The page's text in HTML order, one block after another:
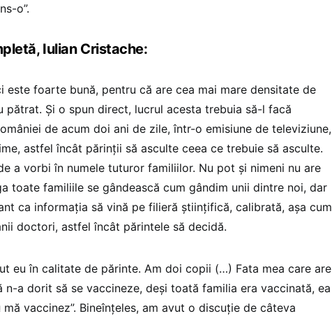
o”.
Iulian Cristache:
este foarte bună, pentru că are cea mai mare densitate de
pătrat. Și o spun direct, lucrul acesta trebuia să-l facă
de acum doi ani de zile, într-o emisiune de televiziune,
astfel încât părinții să asculte ceea ce trebuie să asculte.
a vorbi în numele tuturor familiilor. Nu pot și nimeni nu are
toate familiile se gândească cum gândim unii dintre noi, dar
ca informația să vină pe filieră științifică, calibrată, așa cum
doctori, astfel încât părintele să decidă.
eu în calitate de părinte. Am doi copii (…) Fata mea care are
n-a dorit să se vaccineze, deși toată familia era vaccinată, ea
mă vaccinez”. Bineînțeles, am avut o discuție de câteva